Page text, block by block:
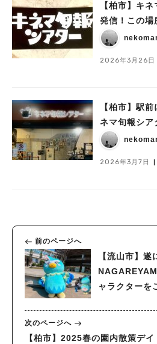
【柏市】キ
発信！この場
2026年3月26日
【柏市】駅
ネマ旬報シア
2026年3月7日
前のページへ
【流山市】遂
ャラクターを
次のページへ
【柏市】2025春の園内散策デイ